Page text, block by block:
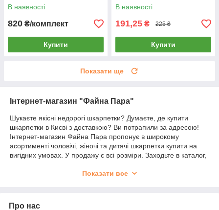
В наявності
820 ₴/комплект
Купити
В наявності
191,25 ₴ 225 ₴
Купити
Показати ще
Інтернет-магазин "Файна Пара"
Шукаєте якісні недорогі шкарпетки? Думаєте, де купити
шкарпетки в Києві з доставкою? Ви потрапили за адресою!
Інтернет-магазин Файна Пара пропонує в широкому
асортименті чоловічі, жіночі та дитячі шкарпетки купити на
вигідних умовах. У продажу є всі розміри. Заходьте в каталог,
Шкарпетки на всі випадки життя
цього предмета одягу тільки зростає. Пропонуємо купити
Показати все
Про нас